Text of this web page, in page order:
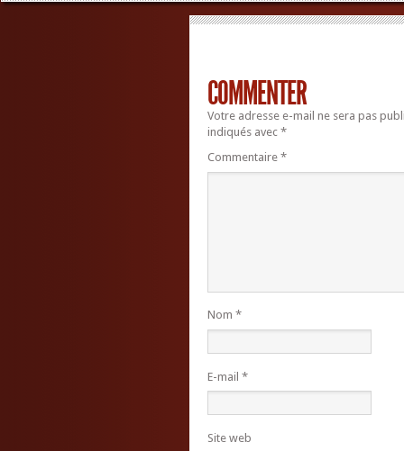
COMMENTER
Votre adresse e-mail ne sera pas
indiqués avec *
Commentaire *
Nom *
E-mail *
Site web